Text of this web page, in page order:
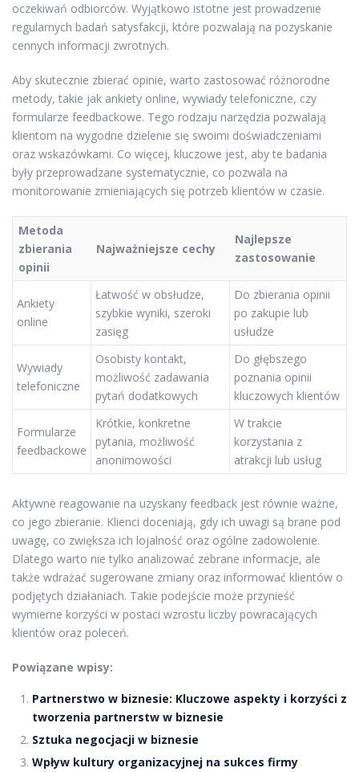
oczekiwań odbiorców. Wyjątkowo istotne jest prowadzenie
regularnych badań satysfakcji, które pozwalają na pozyskanie
cennych informacji zwrotnych.
Aby skutecznie zbierać opinie, warto zastosować różnorodne
metody, takie jak ankiety online, wywiady telefoniczne, czy
formularze feedbackowe. Tego rodzaju narzędzia pozwalają
klientom na wygodne dzielenie się swoimi doświadczeniami
oraz wskazówkami. Co więcej, kluczowe jest, aby te badania
były przeprowadzane systematycznie, co pozwala na
monitorowanie zmieniających się potrzeb klientów w czasie.
Metoda
zbierania
opinii
Najważniejsze cechy
Najlepsze
zastosowanie
Ankiety
online
Łatwość w obsłudze,
szybkie wyniki, szeroki
zasięg
Do zbierania opinii
po zakupie lub
usłudze
Wywiady
telefoniczne
Osobisty kontakt,
możliwość zadawania
pytań dodatkowych
Do głębszego
poznania opinii
kluczowych klientów
Formularze
feedbackowe
Krótkie, konkretne
pytania, możliwość
anonimowości
W trakcie
korzystania z
atrakcji lub usług
Aktywne reagowanie na uzyskany feedback jest równie ważne,
co jego zbieranie. Klienci doceniają, gdy ich uwagi są brane pod
uwagę, co zwiększa ich lojalność oraz ogólne zadowolenie.
Dlatego warto nie tylko analizować zebrane informacje, ale
także wdrażać sugerowane zmiany oraz informować klientów o
podjętych działaniach. Takie podejście może przynieść
wymierne korzyści w postaci wzrostu liczby powracających
klientów oraz poleceń.
Powiązane wpisy:
Partnerstwo w biznesie: Kluczowe aspekty i korzyści z
tworzenia partnerstw w biznesie
Sztuka negocjacji w biznesie
Wpływ kultury organizacyjnej na sukces firmy